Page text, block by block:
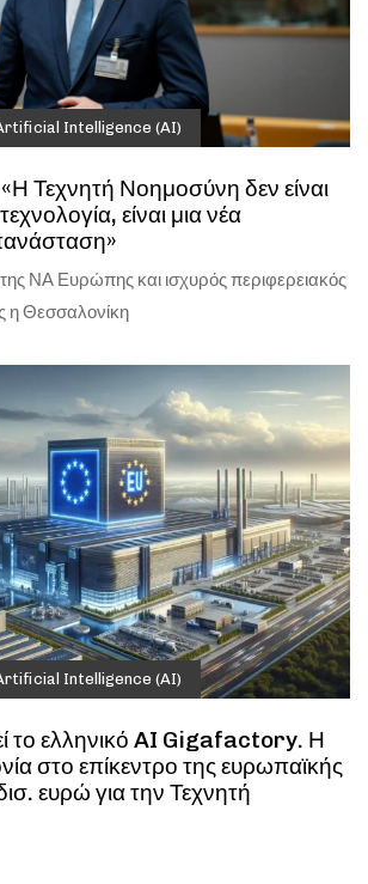
Intelligence (AI)
Τεχνητή Νοημοσύνη δεν είναι
είναι μια νέα
ΝΑ Ευρώπης και ισχυρός περιφερειακός
η Θεσσαλονίκη
Intelligence (AI)
το ελληνικό AI Gigafactory. Η
στο επίκεντρο της ευρωπαϊκής
ευρώ για την Τεχνητή